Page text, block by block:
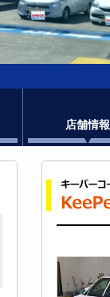
店舗情報